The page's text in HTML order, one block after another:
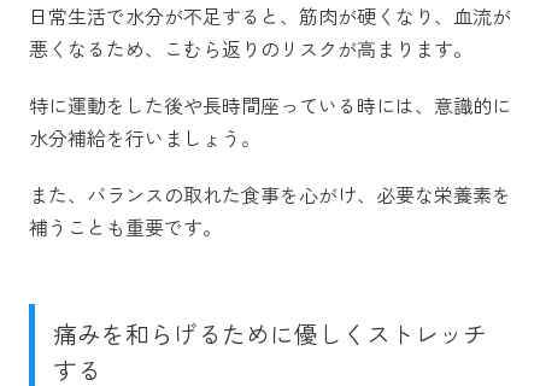
日常生活で水分が不足すると、筋肉が硬くなり、血流が
悪くなるため、こむら返りのリスクが高まります。
特に運動をした後や長時間座っている時には、意識的に
水分補給を行いましょう。
また、バランスの取れた食事を心がけ、必要な栄養素を
補うことも重要です。
痛みを和らげるために優しくストレッチ
する